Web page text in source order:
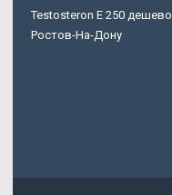
Testosteron E 250 дешево
Ростов-На-Дону